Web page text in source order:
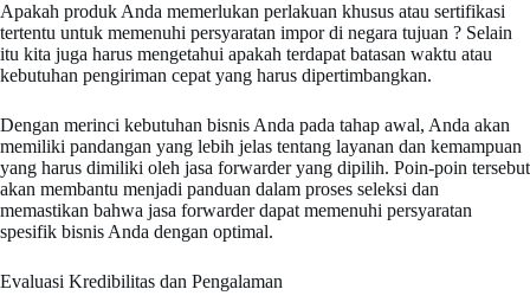
Apakah produk Anda memerlukan perlakuan khusus atau sertifikasi
tertentu untuk memenuhi persyaratan impor di negara tujuan ? Selain
itu kita juga harus mengetahui apakah terdapat batasan waktu atau
kebutuhan pengiriman cepat yang harus dipertimbangkan.
Dengan merinci kebutuhan bisnis Anda pada tahap awal, Anda akan
memiliki pandangan yang lebih jelas tentang layanan dan kemampuan
yang harus dimiliki oleh jasa forwarder yang dipilih. Poin-poin tersebut
akan membantu menjadi panduan dalam proses seleksi dan
memastikan bahwa jasa forwarder dapat memenuhi persyaratan
spesifik bisnis Anda dengan optimal.
Evaluasi Kredibilitas dan Pengalaman